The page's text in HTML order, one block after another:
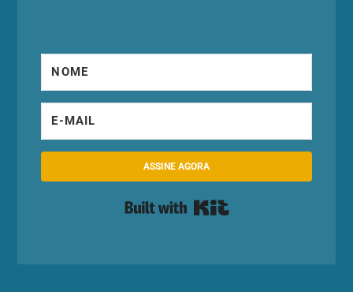
ASSINE AGORA